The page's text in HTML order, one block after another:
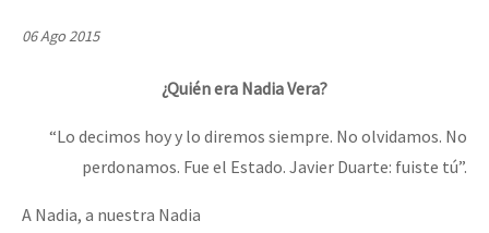
Migración
Mujeres
[CDMX – 20 julio] Jornadas globales por la libertad de Jesús
06 Ago 2015
¿Quién era Nadia Vera?
“Lo decimos hoy y lo diremos siempre. No olvidamos. No
perdonamos. Fue el Estado. Javier Duarte: fuiste tú”.
A Nadia, a nuestra Nadia